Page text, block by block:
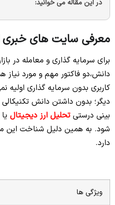
در این مقاله می خوانید:
معرفی سایت های خبری
برای سرمایه گذاری و معامله در
دانش،دو فاکتور مهم و مورد
کاربری بدون سرمایه گذاری اولیه
دیگر؛ بدون داشتن دانش
بینی درستیتحلیل ارز دیجیتال
شود. به همین دلیل شناخت این
دارد.
ویژگی ها